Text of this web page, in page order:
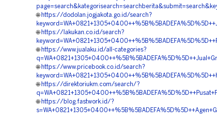
🌐 https://dodolan.jogjakota.go.id/search?
🌐 https://lakukan.co.id/search?
🌐 https://www.jualaku.id/all-categories?
🌐 https://www.pricebook.co.id/search?
🌐 https://direktoriukm.com/search/?
🌐 https://blog.fastwork.id/?